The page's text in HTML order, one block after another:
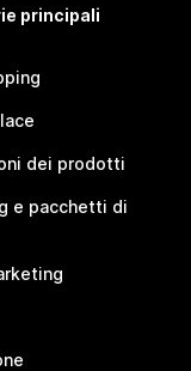
principali
dei prodotti
e pacchetti di